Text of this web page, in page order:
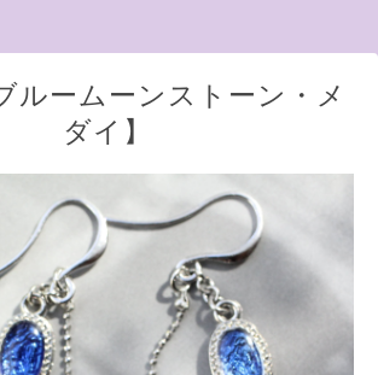
ルームーンストーン・メ
ダイ】